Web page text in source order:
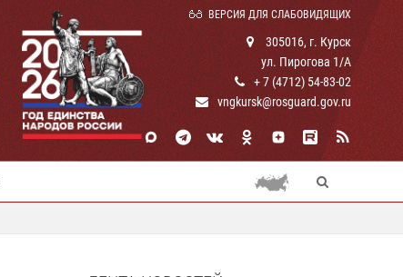
ВЕРСИЯ ДЛЯ СЛАБОВИДЯЩИХ
305016, г. Курск
ул. Пирогова 1/А
+ 7 (4712) 54-83-02
vngkursk@rosguard.gov.ru